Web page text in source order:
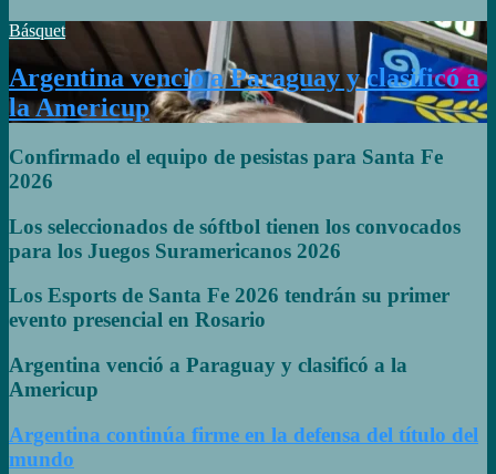
Básquet
Argentina venció a Paraguay y clasificó a
la Americup
Confirmado el equipo de pesistas para Santa Fe
2026
Los seleccionados de sóftbol tienen los convocados
para los Juegos Suramericanos 2026
Los Esports de Santa Fe 2026 tendrán su primer
evento presencial en Rosario
Argentina venció a Paraguay y clasificó a la
Americup
Argentina continúa firme en la defensa del título del
mundo